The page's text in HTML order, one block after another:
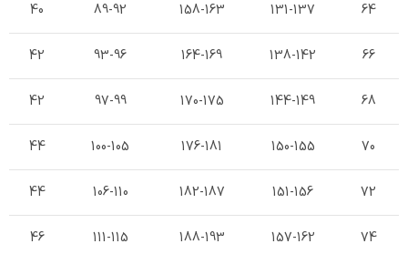
64
131-137
158-163
89-92
40
66
138-142
164-169
93-96
42
68
144-149
170-175
97-99
42
70
150-155
176-181
100-105
44
72
151-156
182-187
106-110
44
74
157-162
188-193
111-115
46